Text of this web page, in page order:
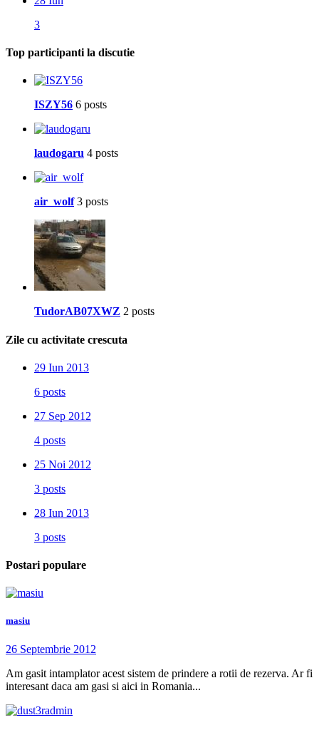
3
Top participanti la discutie
ISZY56 6 posts
laudogaru 4 posts
air_wolf 3 posts
TudorAB07XWZ 2 posts
Zile cu activitate crescuta
29 Iun 2013
6 posts
27 Sep 2012
4 posts
25 Noi 2012
3 posts
28 Iun 2013
3 posts
Postari populare
masiu
26 Septembrie 2012
Am gasit intamplator acest sistem de prindere a rotii de rezerva. Ar fi
interesant daca am gasi si aici in Romania...